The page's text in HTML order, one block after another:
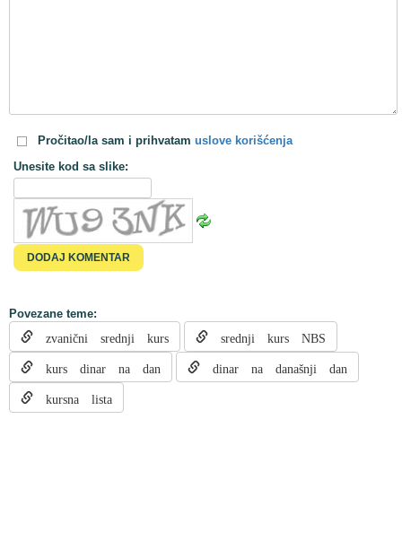
Pročitao/la sam i prihvatam uslove korišćenja
Unesite kod sa slike:
Povezane teme:
zvanični srednji kurs srednji kurs NBS
kurs dinar na dan dinar na današnji dan
kursna lista